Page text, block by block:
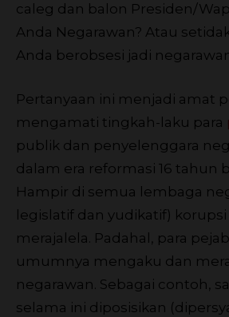
caleg dan balon Presiden/
Anda Negarawan? Atau
Anda berobsesi jadi
Pertanyaan ini menjadi amat
mengamati tingkah-laku para
publik dan penyelenggara
dalam era reformasi 16 tahun
Hampir di semua lembaga
legislatif dan yudikatif)
merajalela. Padahal, para
umumnya mengaku dan
negarawan. Sebagai contoh,
selama ini diposisikan